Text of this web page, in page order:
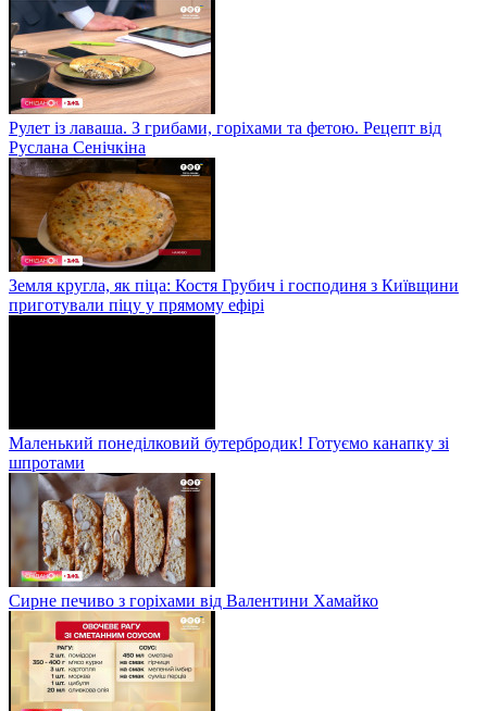
Рулет із лаваша. З грибами, горіхами та фетою. Рецепт від
Руслана Сенічкіна
Земля кругла, як піца: Костя Грубич і господиня з Київщини
приготували піцу у прямому ефірі
Маленький понеділковий бутербродик! Готуємо канапку зі
шпротами
Сирне печиво з горіхами від Валентини Хамайко